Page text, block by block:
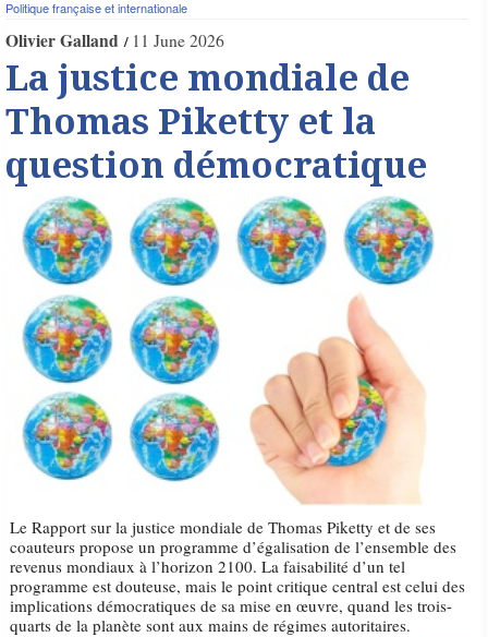
Politique française et internationale
Olivier Galland 11 June 2026
La justice mondiale de
Thomas Piketty et la
question démocratique
Le Rapport sur la justice mondiale de Thomas Piketty et de ses
coauteurs propose un programme d’égalisation de l’ensemble des
revenus mondiaux à l’horizon 2100. La faisabilité d’un tel
programme est douteuse, mais le point critique central est celui des
implications démocratiques de sa mise en œuvre, quand les trois-
quarts de la planète sont aux mains de régimes autoritaires.